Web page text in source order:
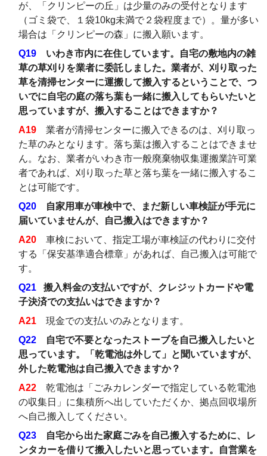
が、「クリンピーの丘」は少量のみの受付となります
（ゴミ袋で、１袋10kg未満で２袋程度まで）。量が多い
場合は「クリンピーの森」に搬入願います。
Q19 いわき市内に在住しています。自宅の敷地内の雑
草の草刈りを業者に委託しました。業者が、刈り取った
草を清掃センターに運搬して搬入するということで、つ
いでに自宅の庭の落ち葉も一緒に搬入してもらいたいと
思っていますが、搬入することはできますか？
A19
業者が清掃センターに搬入できるのは、刈り取っ
た草のみとなります。落ち葉は搬入することはできませ
ん。なお、業者がいわき市一般廃棄物収集運搬業許可業
者であれば、刈り取った草と落ち葉を一緒に搬入するこ
とは可能です。
Q20 自家用車が車検中で、まだ新しい車検証が手元に
届いていませんが、自己搬入はできますか？
A20 車検において、指定工場が車検証の代わりに交付
する「保安基準適合標章」があれば、自己搬入は可能で
す。
Q21搬入料金の支払いですが、クレジットカードや電
子決済での支払いはできますか？
A21現金での支払いのみとなります。
Q22 自宅で不要となったストーブを自己搬入したいと
思っています。「乾電池は外して」と聞いていますが、
外した乾電池は自己搬入できますか？
A22 乾電池は「ごみカレンダーで指定している乾電池
の収集日」に集積所へ出していただくか、拠点回収場所
へ自己搬入してください。
Q23
自宅から出た家庭ごみを自己搬入するために、 レ
ンタカーを借りて搬入したいと思っています。 自営業を